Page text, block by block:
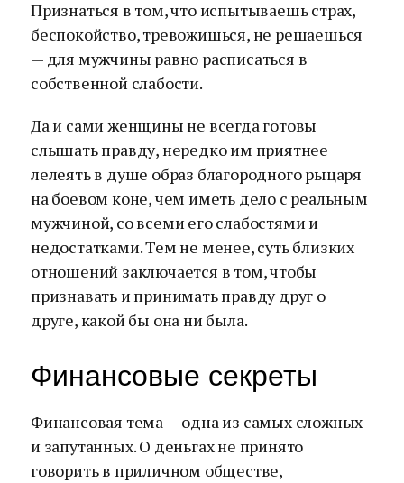
Признаться в том, что испытываешь страх,
беспокойство, тревожишься, не решаешься
— для мужчины равно расписаться в
собственной слабости.
Да и сами женщины не всегда готовы
слышать правду, нередко им приятнее
лелеять в душе образ благородного рыцаря
на боевом коне, чем иметь дело с реальным
мужчиной, со всеми его слабостями и
недостатками. Тем не менее, суть близких
отношений заключается в том, чтобы
признавать и принимать правду друг о
друге, какой бы она ни была.
Финансовые секреты
Финансовая тема — одна из самых сложных
и запутанных. О деньгах не принято
говорить в приличном обществе,